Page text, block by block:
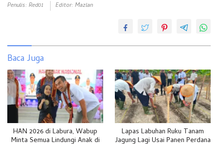
Penulis: Red01 Editor: Mazlan
Baca Juga
HAN 2026 di Labura, Wabup
Minta Semua Lindungi Anak di
Lapas Labuhan Ruku Tanam
Jagung Lagi Usai Panen Perdana